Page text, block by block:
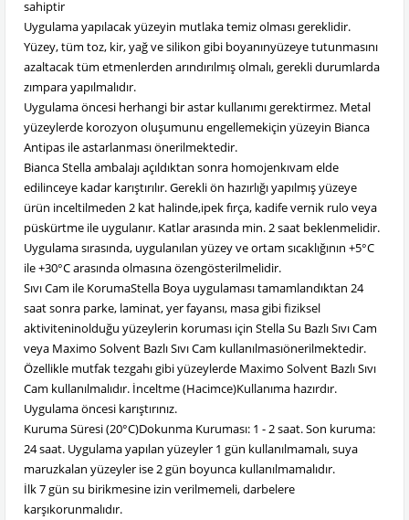
sahiptir
Uygulama yapılacak yüzeyin mutlaka temiz olması gereklidir.
Yüzey, tüm toz, kir, yağ ve silikon gibi boyanınyüzeye tutunmasını
azaltacak tüm etmenlerden arındırılmış olmalı, gerekli durumlarda
zımpara yapılmalıdır.
Uygulama öncesi herhangi bir astar kullanımı gerektirmez. Metal
yüzeylerde korozyon oluşumunu engellemekiçin yüzeyin Bianca
Antipas ile astarlanması önerilmektedir.
Bianca Stella ambalajı açıldıktan sonra homojenkıvam elde
edilinceye kadar karıştırılır. Gerekli ön hazırlığı yapılmış yüzeye
ürün inceltilmeden 2 kat halinde,ipek fırça, kadife vernik rulo veya
püskürtme ile uygulanır. Katlar arasında min. 2 saat beklenmelidir.
Uygulama sırasında, uygulanılan yüzey ve ortam sıcaklığının +5°C
ile +30°C arasında olmasına özengösterilmelidir.
Sıvı Cam ile KorumaStella Boya uygulaması tamamlandıktan 24
saat sonra parke, laminat, yer fayansı, masa gibi fiziksel
aktiviteninolduğu yüzeylerin koruması için Stella Su Bazlı Sıvı Cam
veya Maximo Solvent Bazlı Sıvı Cam kullanılmasıönerilmektedir.
Özellikle mutfak tezgahı gibi yüzeylerde Maximo Solvent Bazlı Sıvı
Cam kullanılmalıdır. İnceltme (Hacimce)Kullanıma hazırdır.
Uygulama öncesi karıştırınız.
Kuruma Süresi (20°C)Dokunma Kuruması: 1 - 2 saat. Son kuruma:
24 saat. Uygulama yapılan yüzeyler 1 gün kullanılmamalı, suya
maruzkalan yüzeyler ise 2 gün boyunca kullanılmamalıdır.
İlk 7 gün su birikmesine izin verilmemeli, darbelere
karşıkorunmalıdır.